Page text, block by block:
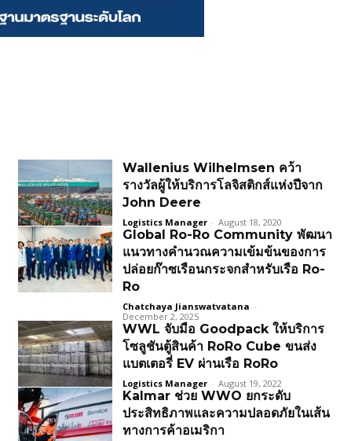
Wallenius Wilhelmsen คว้า
รางวัลผู้ให้บริการโลจิสติกส์แห่งปีจาก
John Deere
Logistics Manager - August 18, 2020
Global Ro-Ro Community พัฒนา
แนวทางคำนวณความเข้มข้นของการ
ปล่อยก๊าซเรือนกระจกสำหรับเรือ Ro-
Ro
Chatchaya Jianswatvatana -
December 2, 2025
WWL จับมือ Goodpack ให้บริการ
โซลูชันตู้สินค้า RoRo Cube ขนส่ง
แบตเตอรี่ EV ผ่านเรือ RoRo
Logistics Manager - August 19, 2022
Kalmar ช่วย WWO ยกระดับ
ประสิทธิภาพและความปลอดภัยในเส้น
ทางการค้าอเมริกา